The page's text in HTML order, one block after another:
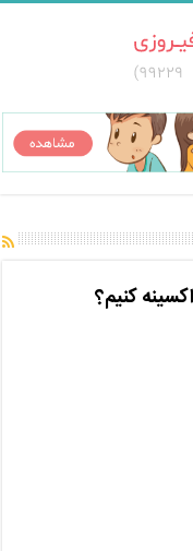
کنیم؟